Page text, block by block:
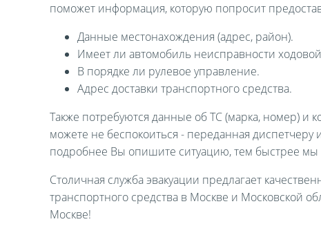
поможет информация, которую попросит
Данные местонахождения (адрес, район).
Имеет ли автомобиль неисправности
В порядке ли рулевое управление.
Адрес доставки транспортного средства.
Также потребуются данные об ТС (марка, номер) и
можете не беспокоиться - переданная
подробнее Вы опишите ситуацию, тем быстрее
Столичная служба эвакуации предлагает
транспортного средства в Москве и Московской
Москве!